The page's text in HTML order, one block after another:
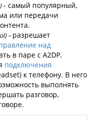
)- самый популярный,
или передачи
) –разрешает
над
в паре с A2DP.
подключения
к телефону. В него
выполнять
разговор,